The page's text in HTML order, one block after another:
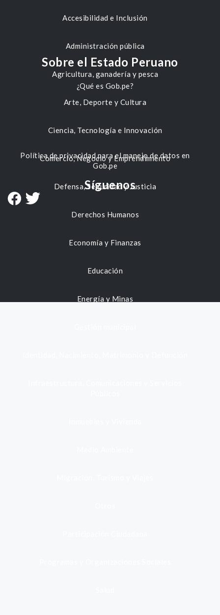
Accesibilidad e Inclusión
Administración pública
Agricultura, ganadería y pesca
Arte, Deporte y Cultura
Ciencia, Tecnología e Innovación
Comercio, Negocio y Emprendimiento
Defensa, Seguridad y Justicia
Derechos Humanos
Economía y Finanzas
Educación
Energía y Minas
Sobre el Estado Peruano
¿Qué es Gob.pe?
Política de privacidad para el manejo de datos en
Gob.pe
Síguenos